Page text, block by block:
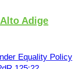
Adige
Equality Policy